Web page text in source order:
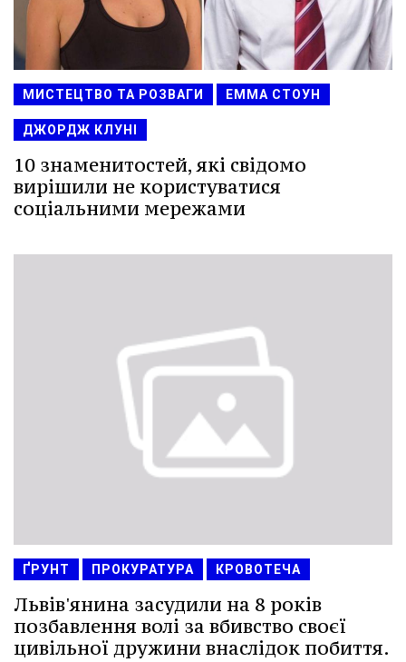
МИСТЕЦТВО ТА РОЗВАГИ ЕММА СТОУН
ДЖОРДЖ КЛУНІ
10 знаменитостей, які свідомо
вирішили не користуватися
соціальними мережами
ҐРУНТ ПРОКУРАТУРА КРОВОТЕЧА
Львів'янина засудили на 8 років
позбавлення волі за вбивство своєї
цивільної дружини внаслідок побиття.